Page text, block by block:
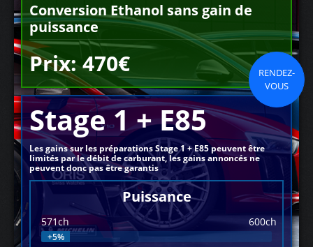
Conversion Ethanol sans gain de
puissance
Prix: 470€
RENDEZ-
VOUS
Stage 1 + E85
Les gains sur les préparations Stage 1 + E85 peuvent être
limités par le débit de carburant, les gains annoncés ne
peuvent donc pas être garantis
Puissance
571ch 600ch
+5%